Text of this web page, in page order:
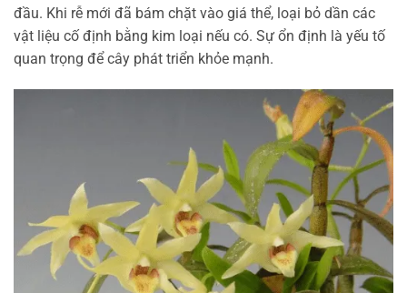
đầu. Khi rễ mới đã bám chặt vào giá thể, loại bỏ dần các
vật liệu cố định bằng kim loại nếu có. Sự ổn định là yếu tố
quan trọng để cây phát triển khỏe mạnh.